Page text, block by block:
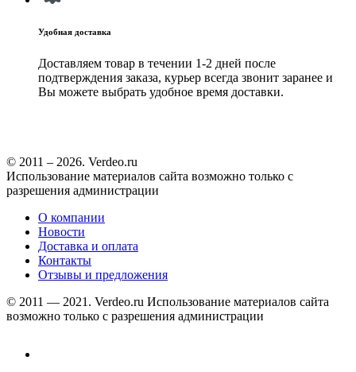
Удобная доставка
Доставляем товар в течении 1-2 дней после
подтверждения заказа, курьер всегда звонит заранее и
Вы можете выбрать удобное время доставки.
© 2011 – 2026. Verdeo.ru
Использование материалов сайта возможно только с
разрешения администрации
О компании
Новости
Доставка и оплата
Контакты
Отзывы и предложения
© 2011 — 2021. Verdeo.ru Использование материалов сайта
возможно только с разрешения администрации